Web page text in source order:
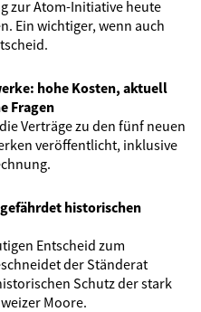
zur Atom-Initiative heute
Ein wichtiger, wenn auch
hohe Kosten, aktuell
Fragen
Verträge zu den fünf neuen
veröffentlicht, inklusive
historischen
Entscheid zum
der Ständerat
Schutz der stark
Moore.